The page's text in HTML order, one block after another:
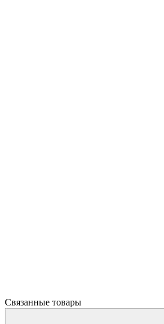
Связанные товары